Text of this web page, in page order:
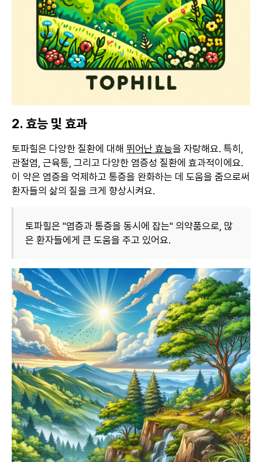
2. 효능 및 효과
토파힐은 다양한 질환에 대해 뛰어난 효능을 자랑해요. 특히,
관절염, 근육통, 그리고 다양한 염증성 질환에 효과적이에요.
이 약은 염증을 억제하고 통증을 완화하는 데 도움을 줌으로써
환자들의 삶의 질을 크게 향상시켜요.
토파힐은 "염증과 통증을 동시에 잡는" 의약품으로, 많
은 환자들에게 큰 도움을 주고 있어요.